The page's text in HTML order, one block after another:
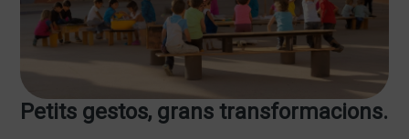
Petits gestos, grans transformacions.